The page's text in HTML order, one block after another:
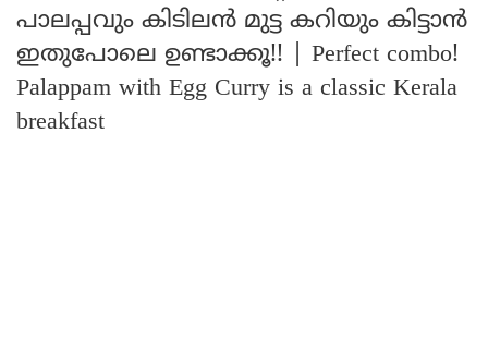
പാലപ്പവും കിടിലൻ മുട്ട കറിയും കിട്ടാൻ
ഇതുപോലെ ഉണ്ടാക്കൂ!! | Perfect combo!
Palappam with Egg Curry is a classic Kerala
breakfast